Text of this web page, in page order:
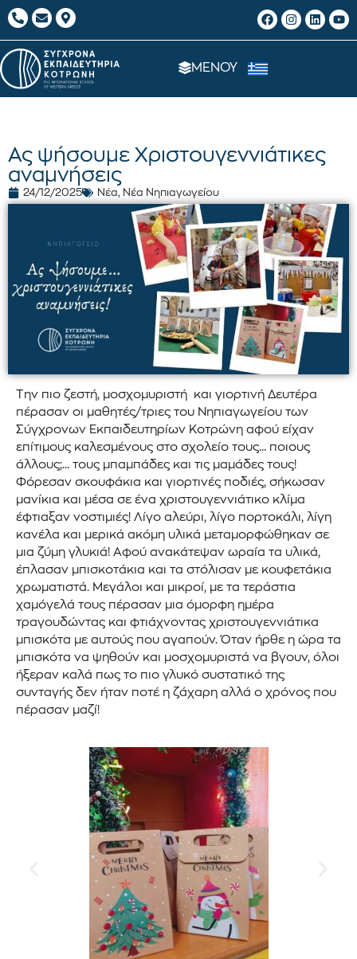
ΜΕΝΟΥ
Ας ψήσουμε Χριστουγεννιάτικες
αναμνήσεις
24/12/2025 Νέα, Νέα Νηπιαγωγείου
Την πιο ζεστή, μοσχομυριστή και γιορτινή Δευτέρα
πέρασαν οι μαθητές/τριες του Νηπιαγωγείου των
Σύγχρονων Εκπαιδευτηρίων Κοτρώνη αφού είχαν
επίτιμους καλεσμένους στο σχολείο τους… ποιους
άλλους;… τους μπαμπάδες και τις μαμάδες τους!
Φόρεσαν σκουφάκια και γιορτινές ποδιές, σήκωσαν
μανίκια και μέσα σε ένα χριστουγεννιάτικο κλίμα
έφτιαξαν νοστιμιές! Λίγο αλεύρι, λίγο πορτοκάλι, λίγη
κανέλα και μερικά ακόμη υλικά μεταμορφώθηκαν σε
μια ζύμη γλυκιά! Αφού ανακάτεψαν ωραία τα υλικά,
έπλασαν μπισκοτάκια και τα στόλισαν με κουφετάκια
χρωματιστά. Μεγάλοι και μικροί, με τα τεράστια
χαμόγελά τους πέρασαν μια όμορφη ημέρα
τραγουδώντας και φτιάχνοντας χριστουγεννιάτικα
μπισκότα με αυτούς που αγαπούν. Όταν ήρθε η ώρα τα
μπισκότα να ψηθούν και μοσχομυριστά να βγουν, όλοι
ήξεραν καλά πως το πιο γλυκό συστατικό της
συνταγής δεν ήταν ποτέ η ζάχαρη αλλά ο χρόνος που
πέρασαν μαζί!